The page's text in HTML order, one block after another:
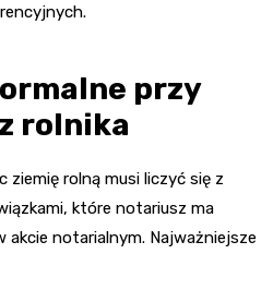
przy
rolnika
ziemię rolną musi liczyć się z
które notariusz ma
akcie notarialnym. Najważniejsze